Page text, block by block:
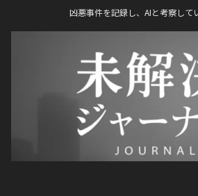
凶悪事件を記録し、AIと考察して